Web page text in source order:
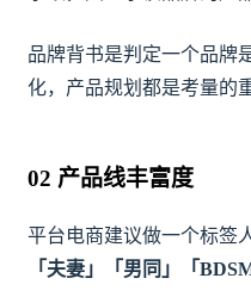
品牌背书是判定一个品牌
化，产品规划都是考量的
02 产品线丰富度
平台电商建议做一个标签
「夫妻」「男同」「BDSM